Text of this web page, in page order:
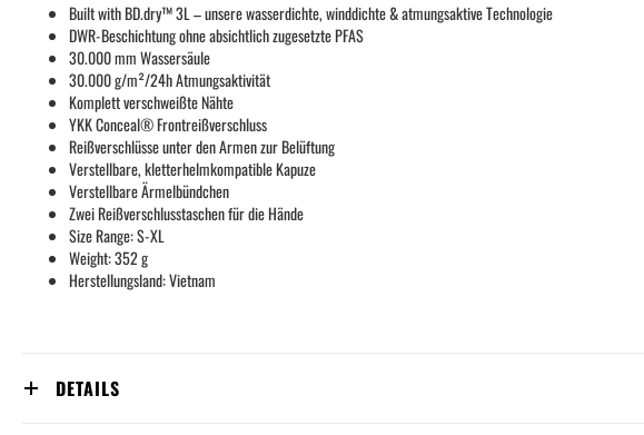
Built with BD.dry™ 3L – unsere wasserdichte, winddichte & atmungsaktive Technologie
DWR-Beschichtung ohne absichtlich zugesetzte PFAS
30.000 mm Wassersäule
30.000 g/m²/24h Atmungsaktivität
Komplett verschweißte Nähte
YKK Conceal® Frontreißverschluss
Reißverschlüsse unter den Armen zur Belüftung
Verstellbare, kletterhelmkompatible Kapuze
Verstellbare Ärmelbündchen
Zwei Reißverschlusstaschen für die Hände
Size Range: S-XL
Weight: 352 g
Herstellungsland: Vietnam
DETAILS